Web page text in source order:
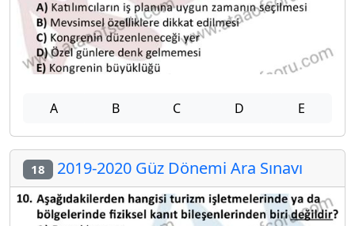
A B C D E
18 2019-2020 Güz Dönemi Ara Sınavı